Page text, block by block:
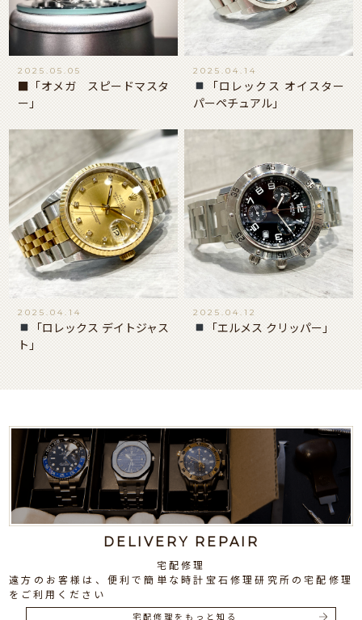
2025.05.05
■「オメガ スピードマスタ
ー」
2025.04.14
「ロレックス オイスター
パーペチュアル」
2025.04.14
「ロレックス デイトジャス
ト」
2025.04.12
「エルメス クリッパー」
DELIVERY REPAIR
宅配修理
遠方のお客様は、便利で簡単な時計宝石修理研究所の宅配修理
をご利用ください
宅配修理をもっと知る